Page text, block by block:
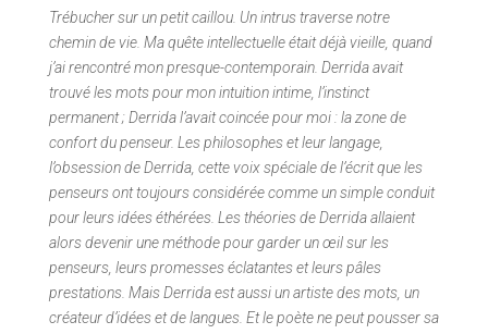
Trébucher sur un petit caillou. Un intrus traverse notre
chemin de vie. Ma quête intellectuelle était déjà vieille, quand
j’ai rencontré mon presque-contemporain. Derrida avait
trouvé les mots pour mon intuition intime, l’instinct
permanent ; Derrida l’avait coincée pour moi : la zone de
confort du penseur. Les philosophes et leur langage,
l’obsession de Derrida, cette voix spéciale de l’écrit que les
penseurs ont toujours considérée comme un simple conduit
pour leurs idées éthérées. Les théories de Derrida allaient
alors devenir une méthode pour garder un œil sur les
penseurs, leurs promesses éclatantes et leurs pâles
prestations. Mais Derrida est aussi un artiste des mots, un
créateur d’idées et de langues. Et le poète ne peut pousser sa